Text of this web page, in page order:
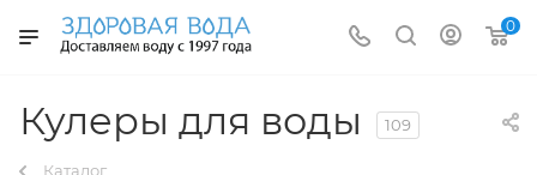
0
Кулеры для воды 109
Каталог